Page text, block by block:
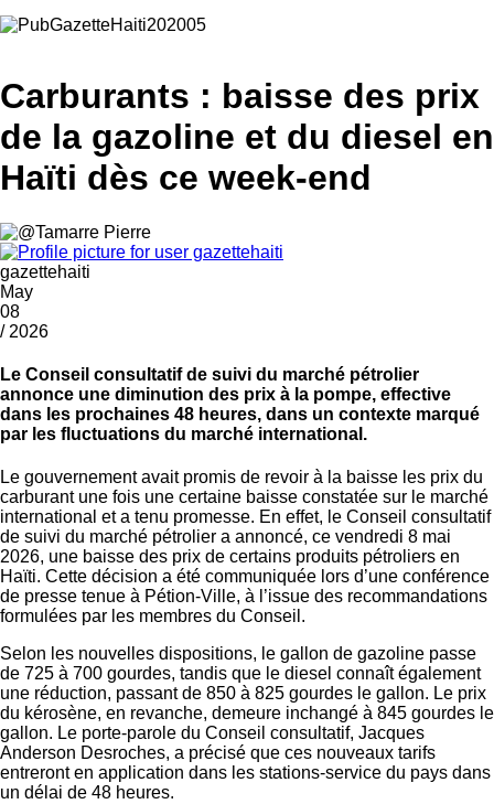
Carburants : baisse des prix
de la gazoline et du diesel en
Haïti dès ce week-end
gazettehaiti
May
08
/ 2026
Le Conseil consultatif de suivi du marché pétrolier
annonce une diminution des prix à la pompe, effective
dans les prochaines 48 heures, dans un contexte marqué
par les fluctuations du marché international.
Le gouvernement avait promis de revoir à la baisse les prix du
carburant une fois une certaine baisse constatée sur le marché
international et a tenu promesse. En effet, le Conseil consultatif
de suivi du marché pétrolier a annoncé, ce vendredi 8 mai
2026, une baisse des prix de certains produits pétroliers en
Haïti. Cette décision a été communiquée lors d’une conférence
de presse tenue à Pétion-Ville, à l’issue des recommandations
formulées par les membres du Conseil.
Selon les nouvelles dispositions, le gallon de gazoline passe
de 725 à 700 gourdes, tandis que le diesel connaît également
une réduction, passant de 850 à 825 gourdes le gallon. Le prix
du kérosène, en revanche, demeure inchangé à 845 gourdes le
gallon. Le porte-parole du Conseil consultatif, Jacques
Anderson Desroches, a précisé que ces nouveaux tarifs
entreront en application dans les stations-service du pays dans
un délai de 48 heures.